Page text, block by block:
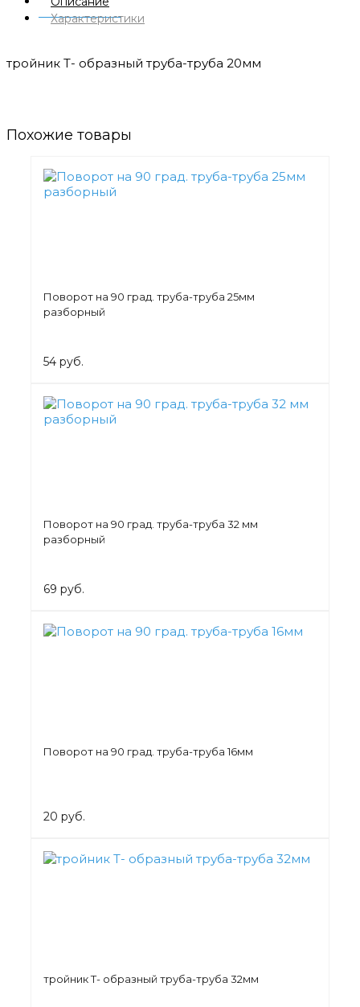
Характеристики
тройник Т- образный труба-труба 20мм
Похожие товары
Поворот на 90 град. труба-труба 25мм
разборный
54 руб.
Поворот на 90 град. труба-труба 32 мм
разборный
69 руб.
Поворот на 90 град. труба-труба 16мм
20 руб.
тройник Т- образный труба-труба 32мм